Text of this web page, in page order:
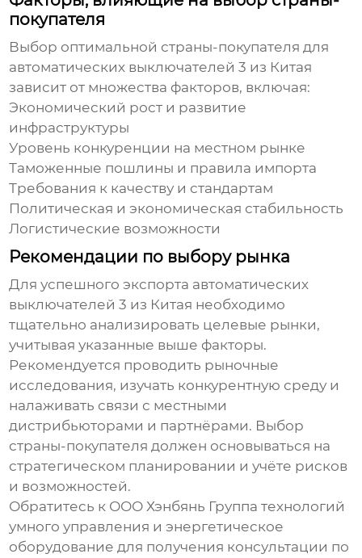
покупателя
Выбор оптимальной страны-покупателя для
автоматических выключателей 3 из Китая
зависит от множества факторов, включая:
Экономический рост и развитие
инфраструктуры
Уровень конкуренции на местном рынке
Таможенные пошлины и правила импорта
Требования к качеству и стандартам
Политическая и экономическая стабильность
Логистические возможности
Рекомендации по выбору рынка
Для успешного экспорта автоматических
выключателей 3 из Китая необходимо
тщательно анализировать целевые рынки,
учитывая указанные выше факторы.
Рекомендуется проводить рыночные
исследования, изучать конкурентную среду и
налаживать связи с местными
дистрибьюторами и партнёрами. Выбор
страны-покупателя должен основываться на
стратегическом планировании и учёте рисков
и возможностей.
Обратитесь к ООО Хэнбянь Группа технологий
умного управления и энергетическое
оборудование для получения консультации по